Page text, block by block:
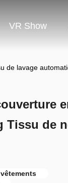
VR Show
de lavage
Tissu de